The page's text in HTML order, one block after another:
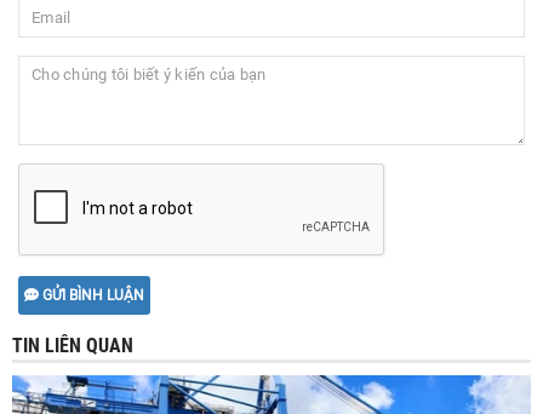
GỬI BÌNH LUẬN
TIN LIÊN QUAN